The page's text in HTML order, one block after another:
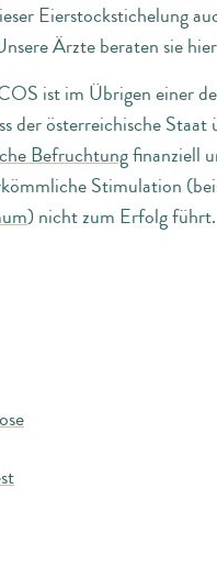
Eierstockstichelung
Ärzte beraten sie
ist im Übrigen einer
der österreichische
Befruchtungfinanziell
Stimulation
) nicht zum Erfolg führt.